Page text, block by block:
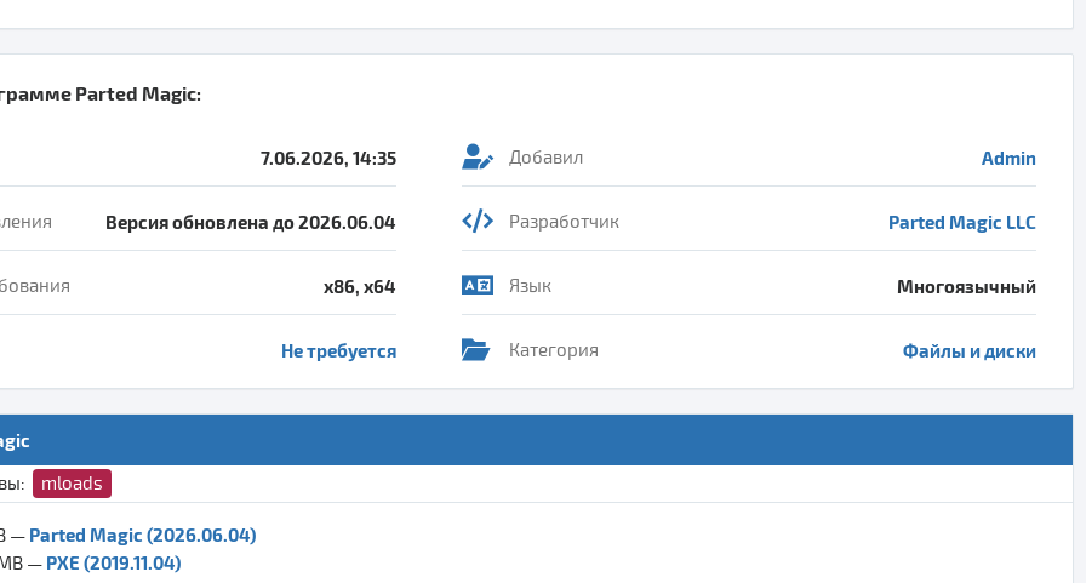
Parted Magic:
7.06.2026, 14:35 Добавил Admin
Версия обновлена до 2026.06.04 Разработчик Parted Magic LLC
x86, x64 Язык Многоязычный
Не требуется Категория Файлы и диски
mloads
— Parted Magic (2026.06.04)
— PXE (2019.11.04)